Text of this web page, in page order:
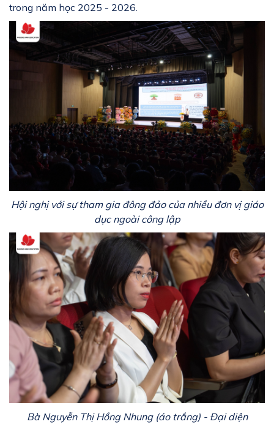
trong năm học 2025 - 2026.
Hội nghị với sự tham gia đông đảo của nhiều đơn vị giáo
dục ngoài công lập
Bà Nguyễn Thị Hồng Nhung (áo trắng) - Đại diện